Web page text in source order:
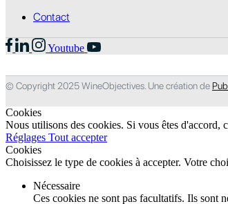
Contact
Youtube
© Copyright 2025 WineObjectives. Une création de
Cookies
Nous utilisons des cookies. Si vous êtes
Réglages Tout accepter
Cookies
Choisissez le type de cookies à accepter. Votre
Nécessaire
Ces cookies ne sont pas facultatifs. Ils sont